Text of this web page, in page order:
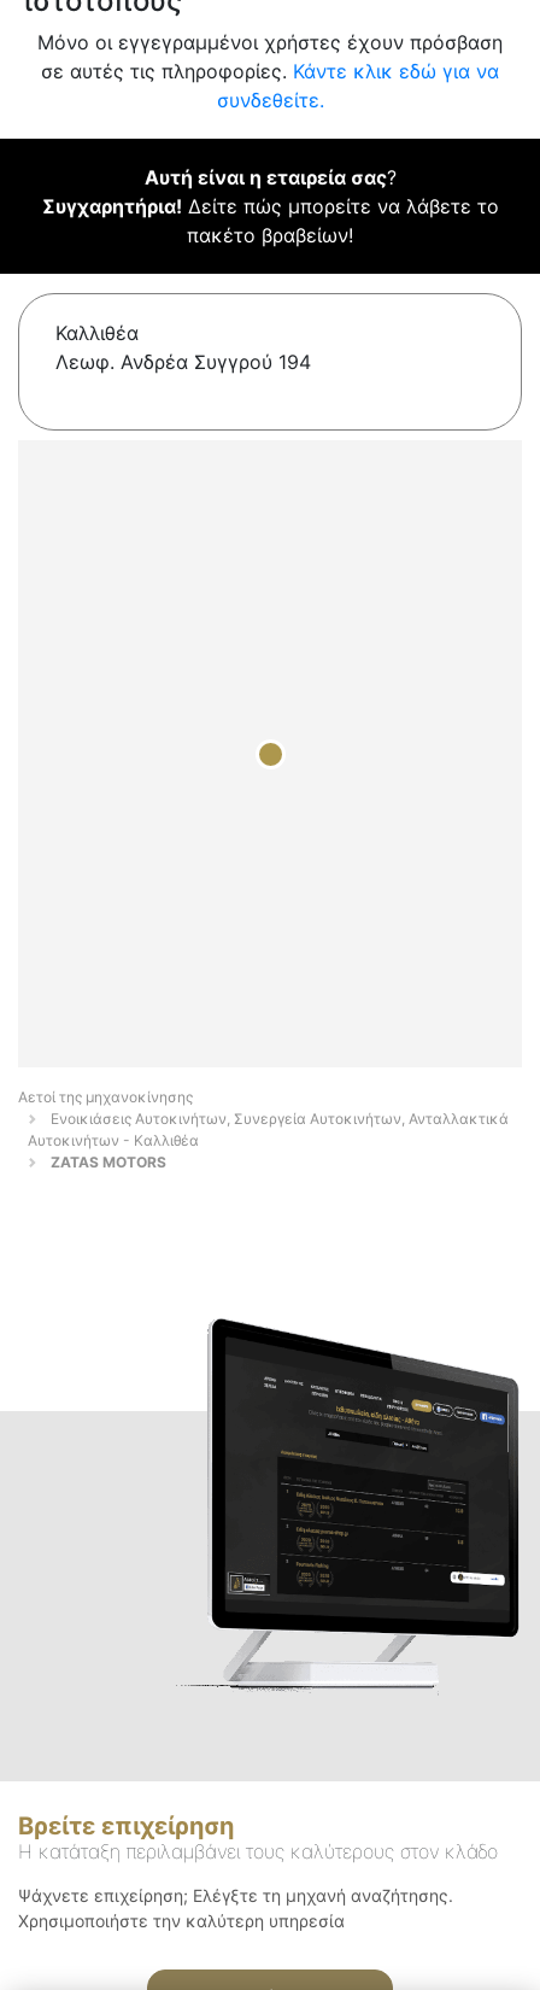
Μόνο οι εγγεγραμμένοι χρήστες έχουν πρόσβαση
σε αυτές τις πληροφορίες. Κάντε κλικ εδώ για να
συνδεθείτε.
Αυτή είναι η εταιρεία σας?
Συγχαρητήρια! Δείτε πώς μπορείτε να λάβετε το
πακέτο βραβείων!
Καλλιθέα
Λεωφ. Ανδρέα Συγγρού 194
Αετοί της μηχανοκίνησης
Ενοικιάσεις Αυτοκινήτων, Συνεργεία Αυτοκινήτων, Ανταλλακτικά
Αυτοκινήτων - Καλλιθέα
ZATAS MOTORS
Βρείτε επιχείρηση
Η κατάταξη περιλαμβάνει τους καλύτερους στον κλάδο
Ψάχνετε επιχείρηση; Ελέγξτε τη μηχανή αναζήτησης.
Χρησιμοποιήστε την καλύτερη υπηρεσία